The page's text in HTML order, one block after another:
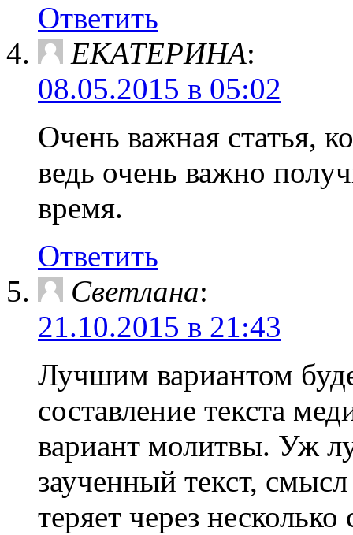
Ответить
ЕКАТЕРИНА:
08.05.2015 в 05:02
Очень важная статья,
ведь очень важно
время.
Ответить
Светлана:
21.10.2015 в 21:43
Лучшим вариантом
составление текста
вариант молитвы. Уж
заученный текст,
теряет через несколько